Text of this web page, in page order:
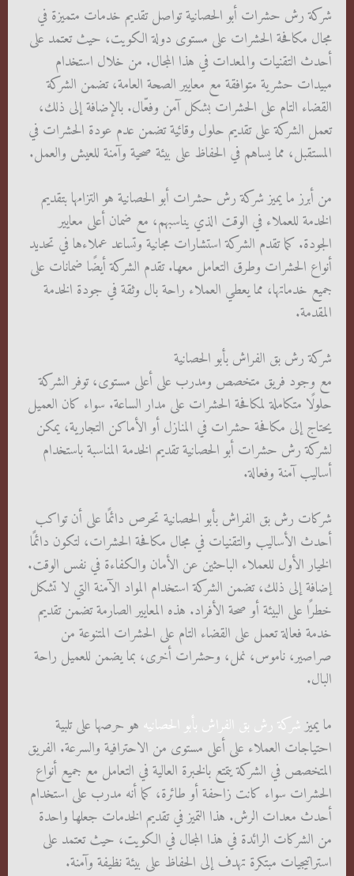
شركة رش حشرات أبو الحصانية تواصل تقديم خدمات متميزة في
مجال مكافحة الحشرات على مستوى دولة الكويت، حيث تعتمد على
أحدث التقنيات والمعدات في هذا المجال. من خلال استخدام
مبيدات حشرية متوافقة مع معايير الصحة العامة، تضمن الشركة
القضاء التام على الحشرات بشكل آمن وفعّال. بالإضافة إلى ذلك،
تعمل الشركة على تقديم حلول وقائية تضمن عدم عودة الحشرات في
المستقبل، مما يساهم في الحفاظ على بيئة صحية وآمنة للعيش والعمل.
من أبرز ما يميز شركة رش حشرات أبو الحصانية هو التزامها بتقديم
الخدمة للعملاء في الوقت الذي يناسبهم، مع ضمان أعلى معايير
الجودة. كما تقدم الشركة استشارات مجانية وتساعد عملاءها في تحديد
أنواع الحشرات وطرق التعامل معها. تقدم الشركة أيضًا ضمانات على
جميع خدماتها، مما يعطي العملاء راحة بال وثقة في جودة الخدمة
المقدمة.
شركة رش بق الفراش بأبو الحصانية
مع وجود فريق متخصص ومدرب على أعلى مستوى، توفر الشركة
حلولًا متكاملة لمكافحة الحشرات على مدار الساعة. سواء كان العميل
يحتاج إلى مكافحة حشرات في المنازل أو الأماكن التجارية، يمكن
لشركة رش حشرات أبو الحصانية تقديم الخدمة المناسبة باستخدام
أساليب آمنة وفعالة.
شركات رش بق الفراش بأبو الحصانية تحرص دائمًا على أن تواكب
أحدث الأساليب والتقنيات في مجال مكافحة الحشرات، لتكون دائمًا
الخيار الأول للعملاء الباحثين عن الأمان والكفاءة في نفس الوقت.
إضافة إلى ذلك، تضمن الشركة استخدام المواد الآمنة التي لا تشكل
خطرًا على البيئة أو صحة الأفراد. هذه المعايير الصارمة تضمن تقديم
خدمة فعالة تعمل على القضاء التام على الحشرات المتنوعة من
صراصير، ناموس، نمل، وحشرات أخرى، بما يضمن للعميل راحة
البال.
ما يميزشركة رش بق الفراش بأبو الحصانيه هو حرصها على تلبية
احتياجات العملاء على أعلى مستوى من الاحترافية والسرعة. الفريق
المتخصص في الشركة يتمتع بالخبرة العالية في التعامل مع جميع أنواع
الحشرات سواء كانت زاحفة أو طائرة، كما أنه مدرب على استخدام
أحدث معدات الرش. هذا التميز في تقديم الخدمات جعلها واحدة
من الشركات الرائدة في هذا المجال في الكويت، حيث تعتمد على
استراتيجيات مبتكرة تهدف إلى الحفاظ على بيئة نظيفة وآمنة.